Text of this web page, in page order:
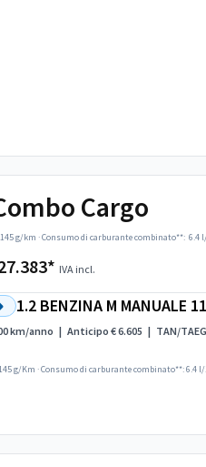
Cargo
145 g/km ·Consumo di carburante combinato**: 6.4
IVA incl.
1.2 BENZINA M MANUALE
km/anno | Anticipo € 6.605 | TAN/
g/Km ·Consumo di carburante combinato**: 6.4 l/